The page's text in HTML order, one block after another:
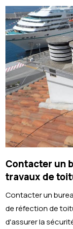
Contacter un
travaux de
Contacter un
de réfection de
d'assurer la